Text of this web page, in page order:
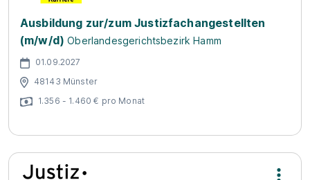
Ausbildung zur/zum Justizfachangestellten
(m/w/d) Oberlandesgerichtsbezirk Hamm
01.09.2027
48143 Münster
1.356 - 1.460 € pro Monat